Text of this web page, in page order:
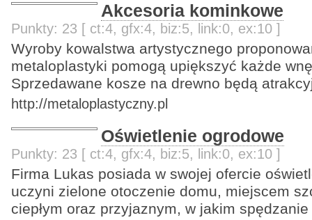
Akcesoria kominkowe
Punkty: 23 [ ct:4, gfx:4, biz:5, link:0, ex:10 ]
Wyroby kowalstwa artystycznego
metaloplastyki pomogą upiększyć każde
Sprzedawane kosze na drewno będą
http://metaloplastyczny.pl
Oświetlenie ogrodowe
Punkty: 23 [ ct:4, gfx:4, biz:5, link:0, ex:10 ]
Firma Lukas posiada w swojej ofercie
uczyni zielone otoczenie domu, miejscem
ciepłym oraz przyjaznym, w jakim